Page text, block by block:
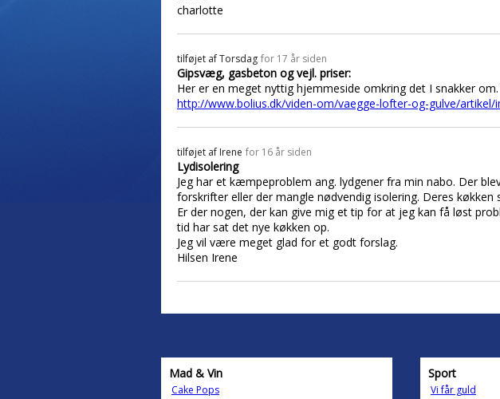
charlotte
tilføjet afTorsdag for 17 år siden
Gipsvæg, gasbeton og vejl. priser:
Her er en meget nyttig hjemmeside omkring det I snakker
http://www.bolius.dk/viden-om/vaegge-lofter-og-gulve/artikel/
tilføjet af Irene for 16 år siden
Lydisolering
Jeg har et kæmpeproblem ang. lydgener fra min nabo. Der
forskrifter eller der mangle nødvendig isolering. Deres
Er der nogen, der kan give mig et tip for at jeg kan få løst
tid har sat det nye køkken op.
Jeg vil være meget glad for et godt forslag.
Hilsen Irene
Mad & Vin
Cake Pops
Sport
Vi får guld